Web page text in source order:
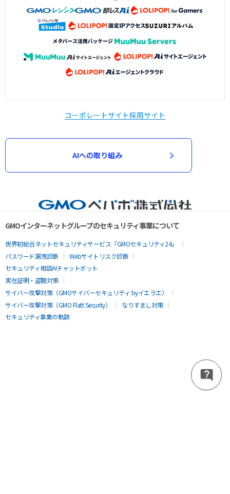
コーポレートサイト採用サイト
AIへの取り組み
GMOインターネットグループのセキュリティ事業について
世界初総合ネットセキュリティサービス「GMOセキュリティ24」
パスワード漏洩診断
Webサイトリスク診断
セキュリティ相談AIチャットボット
実在証明・盗聴対策
サイバー攻撃対策（GMOサイバーセキュリティ byイエラエ）
サイバー攻撃対策（GMO Flatt Security）
なりすまし対策
セキュリティ事業の軌跡